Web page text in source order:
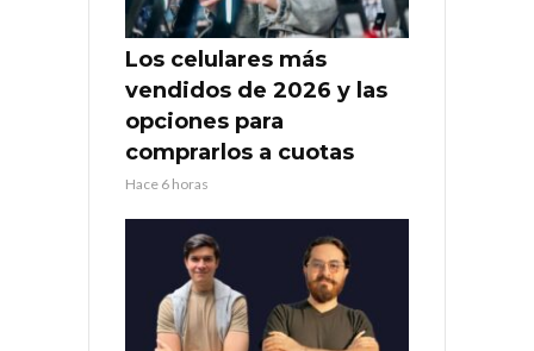
Los celulares más
vendidos de 2026 y las
opciones para
comprarlos a cuotas
Hace 6 horas